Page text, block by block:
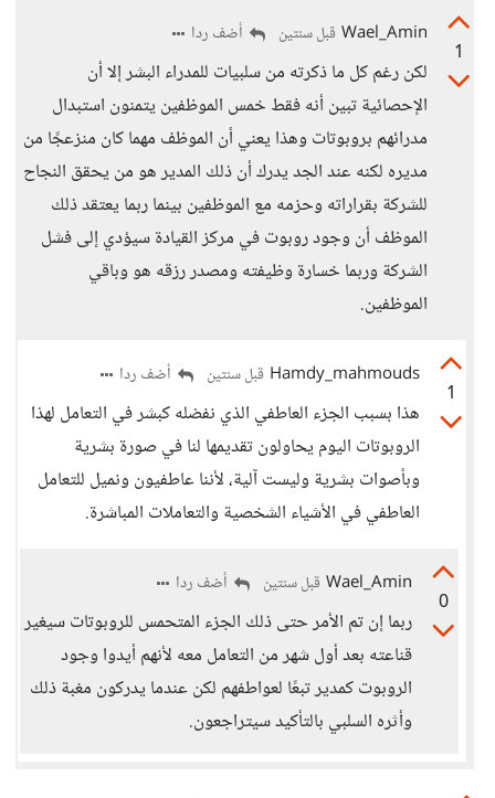
1
Wael_Amin قبل سنتين أضف ردا
لكن رغم كل ما ذكرته من سلبيات للمدراء البشر إلا أن
الإحصائية تبين أنه فقط خمس الموظفين يتمنون استبدال
مدرائهم بروبوتات وهذا يعني أن الموظف مهما كان منزعجًا من
مديره لكنه عند الجد يدرك أن ذلك المدير هو من يحقق النجاح
للشركة بقراراته وحزمه مع الموظفين بينما ربما يعتقد ذلك
الموظف أن وجود روبوت في مركز القيادة سيؤدي إلى فشل
الشركة وربما خسارة وظيفته ومصدر رزقه هو وباقي
الموظفين.
1
Hamdy_mahmouds قبل سنتين أضف ردا
هذا بسبب الجزء العاطفي الذي نفضله كبشر في التعامل لهذا
الروبوتات اليوم يحاولون تقديمها لنا في صورة بشرية
وبأصوات بشرية وليست آلية، لأننا عاطفيون ونميل للتعامل
العاطفي في الأشياء الشخصية والتعاملات المباشرة.
0
Wael_Amin قبل سنتين أضف ردا
ربما إن تم الأمر حتى ذلك الجزء المتحمس للروبوتات سيغير
قناعته بعد أول شهر من التعامل معه لأنهم أيدوا وجود
الروبوت كمدير تبعًا لعواطفهم لكن عندما يدركون مغبة ذلك
وأثره السلبي بالتأكيد سيتراجعون.